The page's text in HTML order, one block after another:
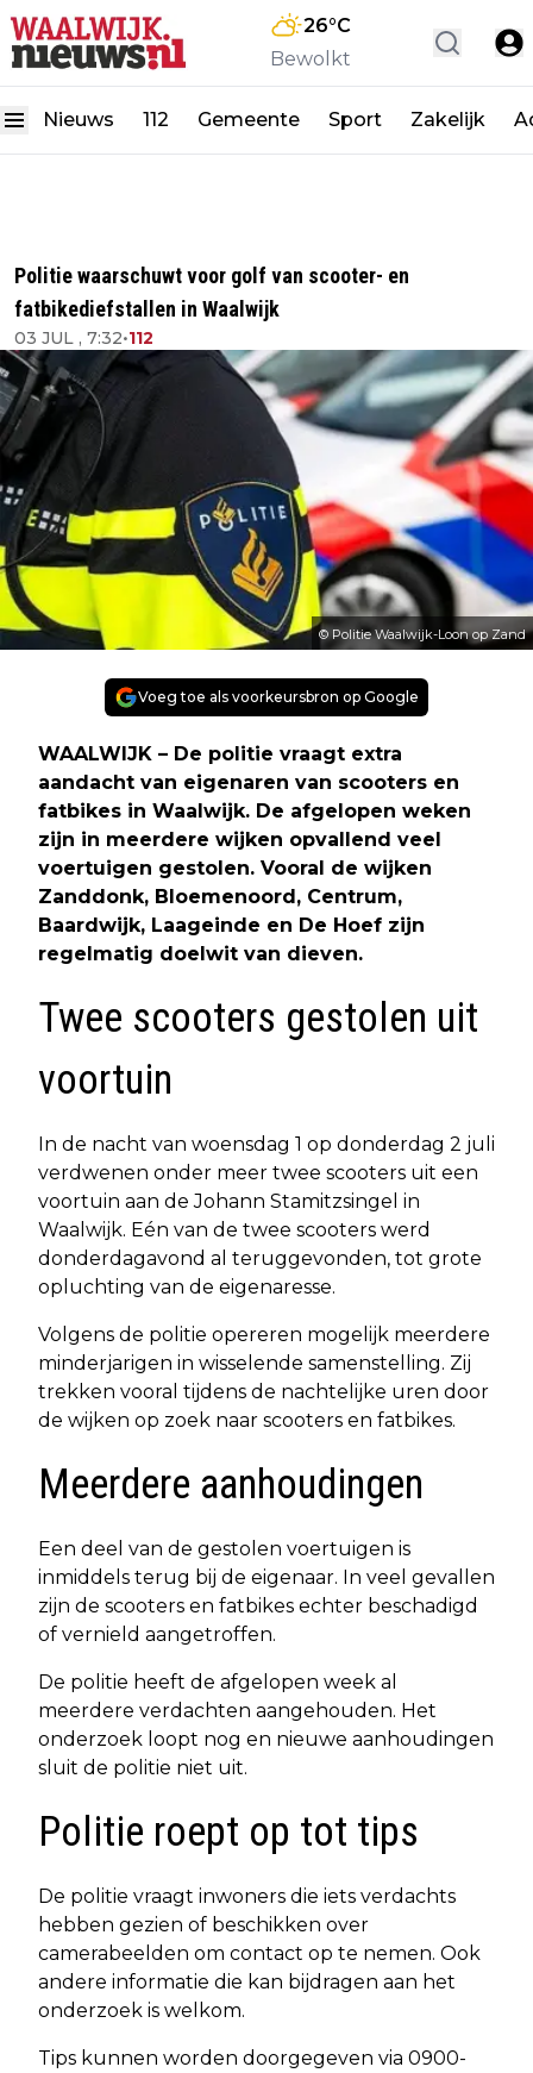
26°C
Bewolkt
Nieuws 112 Gemeente Sport Zakelijk
Politie waarschuwt voor golf van scooter- en
fatbikediefstallen in Waalwijk
03 JUL , 7:32•112
© Politie Waalwijk-Loon op Zand
Voeg toe als voorkeursbron op Google
WAALWIJK – De politie vraagt extra
aandacht van eigenaren van scooters en
fatbikes in Waalwijk. De afgelopen weken
zijn in meerdere wijken opvallend veel
voertuigen gestolen. Vooral de wijken
Zanddonk, Bloemenoord, Centrum,
Baardwijk, Laageinde en De Hoef zijn
regelmatig doelwit van dieven.
Twee scooters gestolen uit
voortuin
In de nacht van woensdag 1 op donderdag 2 juli
verdwenen onder meer twee scooters uit een
voortuin aan de Johann Stamitzsingel in
Waalwijk. Eén van de twee scooters werd
donderdagavond al teruggevonden, tot grote
opluchting van de eigenaresse.
Volgens de politie opereren mogelijk meerdere
minderjarigen in wisselende samenstelling. Zij
trekken vooral tijdens de nachtelijke uren door
de wijken op zoek naar scooters en fatbikes.
Meerdere aanhoudingen
Een deel van de gestolen voertuigen is
inmiddels terug bij de eigenaar. In veel gevallen
zijn de scooters en fatbikes echter beschadigd
of vernield aangetroffen.
De politie heeft de afgelopen week al
meerdere verdachten aangehouden. Het
onderzoek loopt nog en nieuwe aanhoudingen
sluit de politie niet uit.
Politie roept op tot tips
De politie vraagt inwoners die iets verdachts
hebben gezien of beschikken over
camerabeelden om contact op te nemen. Ook
andere informatie die kan bijdragen aan het
onderzoek is welkom.
Tips kunnen worden doorgegeven via 0900-